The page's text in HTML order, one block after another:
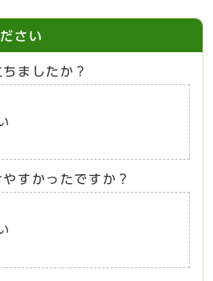
さい
ましたか？
すかったですか？